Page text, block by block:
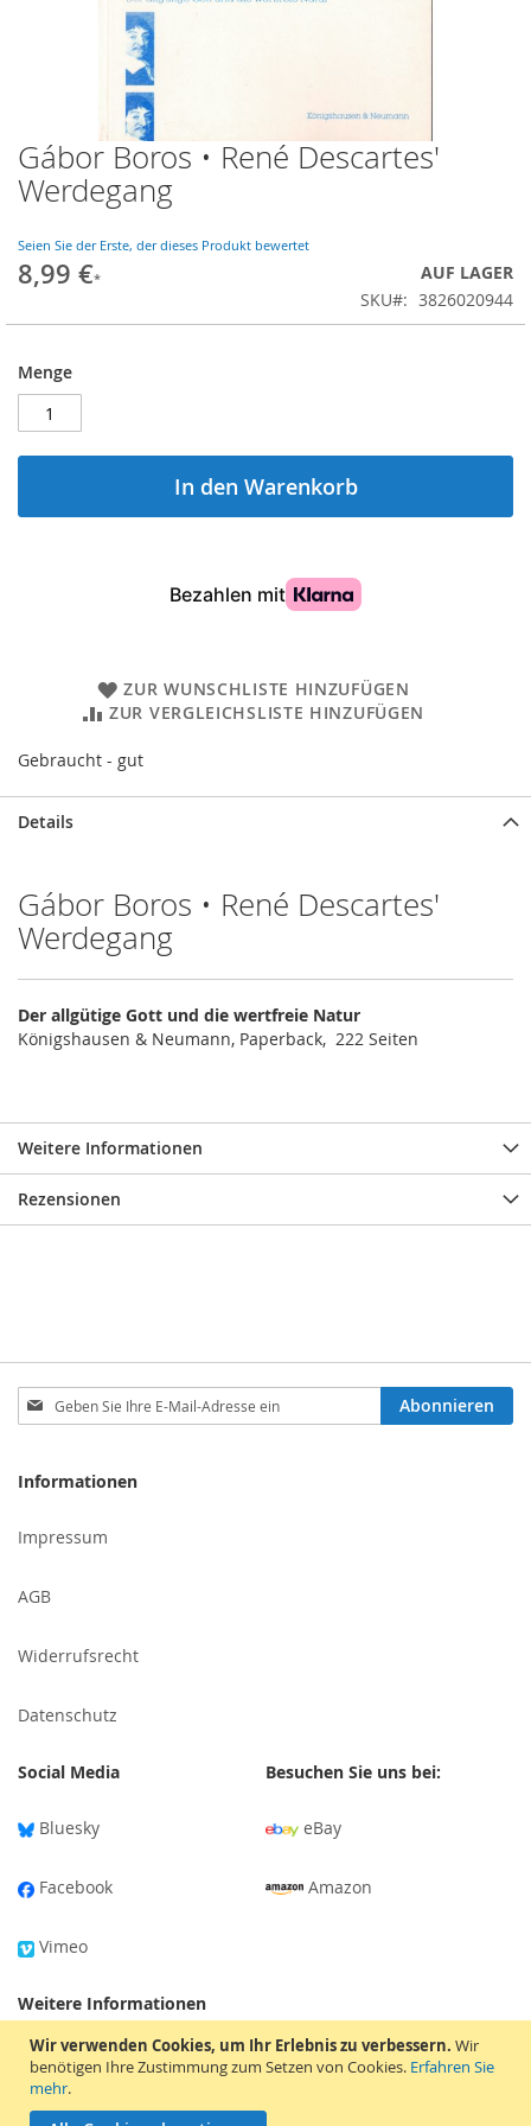
Wir verwenden Cookies, um Ihr Erlebnis zu verbessern. Wir
benötigen Ihre Zustimmung zum Setzen von Cookies. Erfahren Sie
mehr.
Zum
Anfang
der
springen
Gábor Boros • René Descartes'
Werdegang
Seien Sie der Erste, der dieses Produkt bewertet
8,99 €
AUF LAGER
SKU
3826020944
Menge
In den Warenkorb
ZUR WUNSCHLISTE HINZUFÜGEN
ZUR VERGLEICHSLISTE HINZUFÜGEN
Gebraucht - gut
Details
Gábor Boros • René Descartes'
Werdegang
Der allgütige Gott und die wertfreie Natur
Königshausen & Neumann, Paperback, 222 Seiten
Weitere Informationen
Rezensionen
Melden
Sie
unseren
an:
Abonnieren
Informationen
Impressum
AGB
Widerrufsrecht
Datenschutz
Social Media
Bluesky
Facebook
Vimeo
Besuchen Sie uns bei:
eBay
Amazon
Weitere Informationen
Versandinformationen
Tonträger-Bewertung